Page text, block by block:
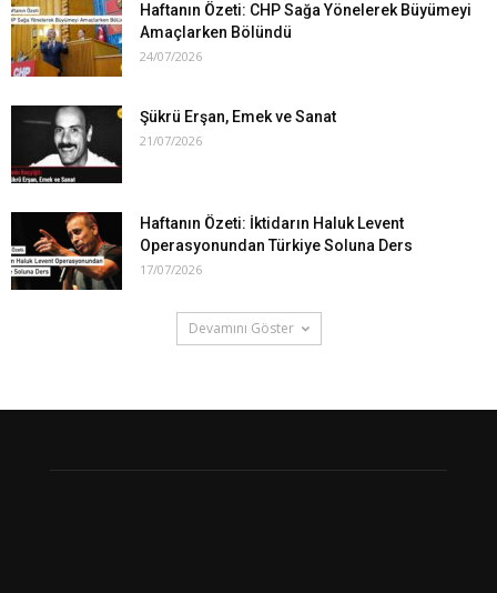
Haftanın Özeti: CHP Sağa Yönelerek Büyümeyi
Amaçlarken Bölündü
24/07/2026
Şükrü Erşan, Emek ve Sanat
21/07/2026
Haftanın Özeti: İktidarın Haluk Levent
Operasyonundan Türkiye Soluna Ders
17/07/2026
Devamını Göster